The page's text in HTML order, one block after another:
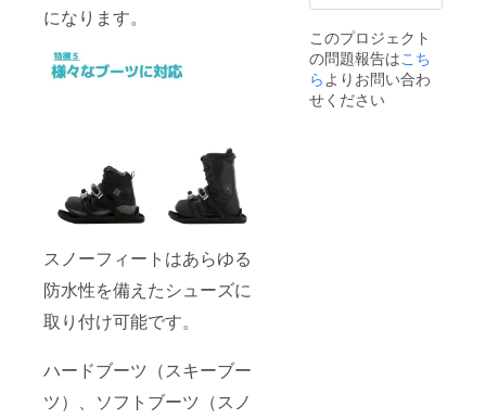
になります。
スノーフィートはあらゆる
防水性を備えたシューズに
取り付け可能です。
ハードブーツ（スキーブー
ツ）、ソフトブーツ（スノ
このプロジェクト
の問題報告はこち
ら よりお問い合わ
せください